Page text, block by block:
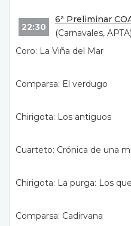
22:30
6ª Preliminar
(Carnavales, APTA)
Coro: La Viña del Mar
Comparsa: El verdugo
Chirigota: Los antiguos
Cuarteto: Crónica de una
Chirigota: La purga: Los
Comparsa: Cadirvana